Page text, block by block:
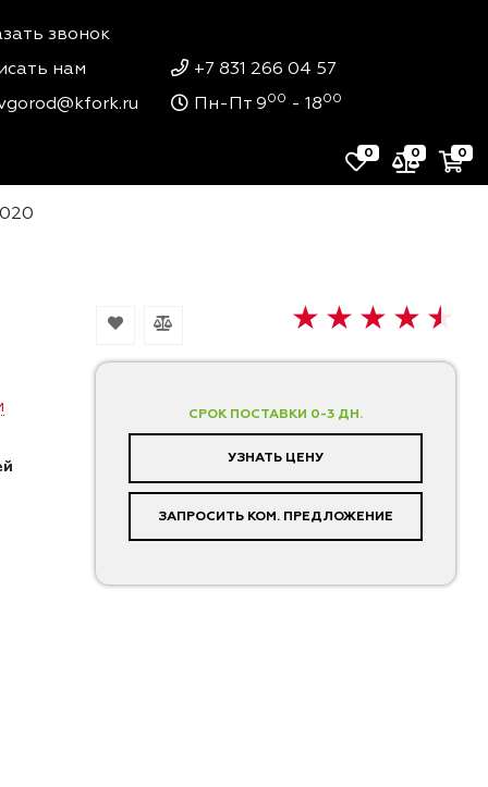
звонок
нам
+7 831 266 04 57
Пн-Пт 900 - 1800
0 0 0
СРОК ПОСТАВКИ 0-3 ДН.
УЗНАТЬ ЦЕНУ
ЗАПРОСИТЬ КОМ. ПРЕДЛОЖЕНИЕ